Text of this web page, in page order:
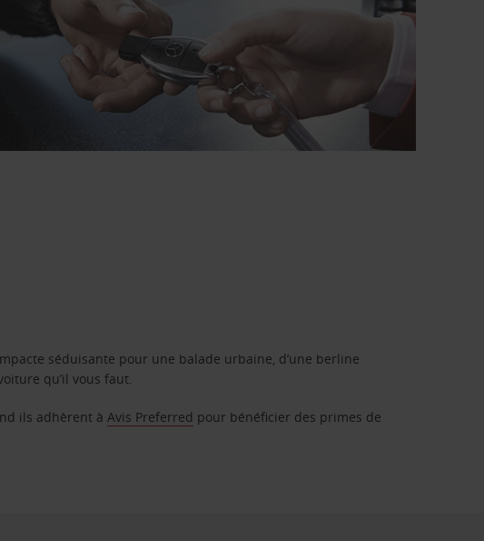
séduisante pour une balade urbaine, d’une berline
qu’il vous faut.
ils adhèrent àAvis Preferred pour bénéficier des primes de